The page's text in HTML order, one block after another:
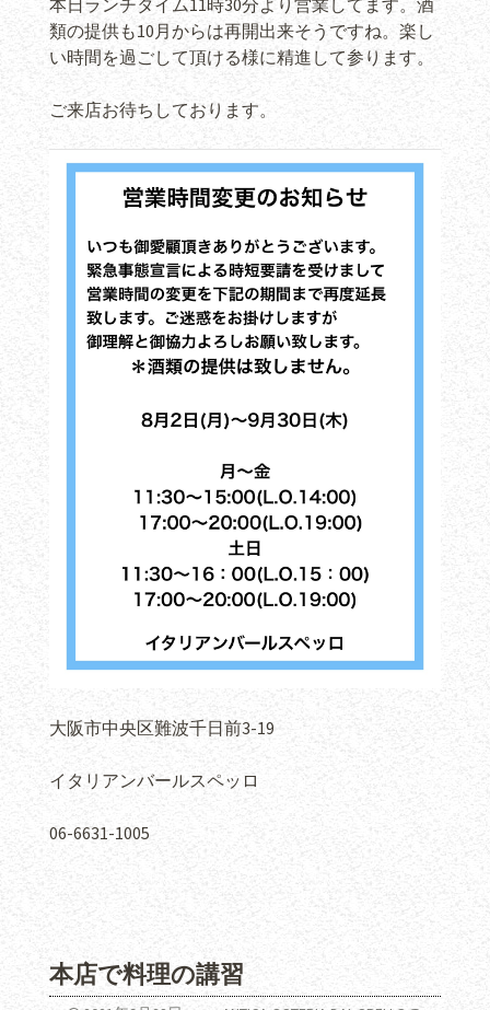
類の提供も10月からは再開出来そうですね。楽し
い時間を過ごして頂ける様に精進して参ります。
ご来店お待ちしております。
大阪市中央区難波千日前3-19
イタリアンバールスペッロ
06-6631-1005
本店で料理の講習